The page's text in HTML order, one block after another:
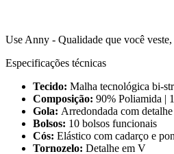
Use Anny - Qualidade que você
Especificações técnicas
Tecido: Malha tecnológica bi-
Composição: 90% Poliamida |
Gola: Arredondada com
Bolsos: 10 bolsos funcionais
Cós: Elástico com cadarço e
Tornozelo: Detalhe em V